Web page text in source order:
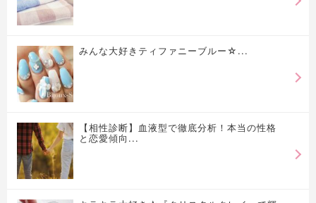
みんな大好きティファニーブルー☆...
【相性診断】血液型で徹底分析！本当の性格
と恋愛傾向...